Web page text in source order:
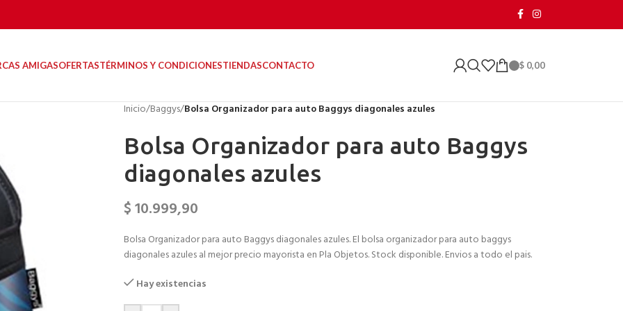
AMIGASOFERTASTÉRMINOS Y CONDICIONESTIENDASCONTACTO $ 0,00
Inicio/Baggys/Bolsa Organizador para auto Baggys diagonales azules
Bolsa Organizador para auto Baggys
diagonales azules
$10.999,90
Bolsa Organizador para auto Baggys diagonales azules. El bolsa organizador para auto baggys
diagonales azules al mejor precio mayorista en Pla Objetos. Stock disponible. Envios a todo el pais.
Hay existencias